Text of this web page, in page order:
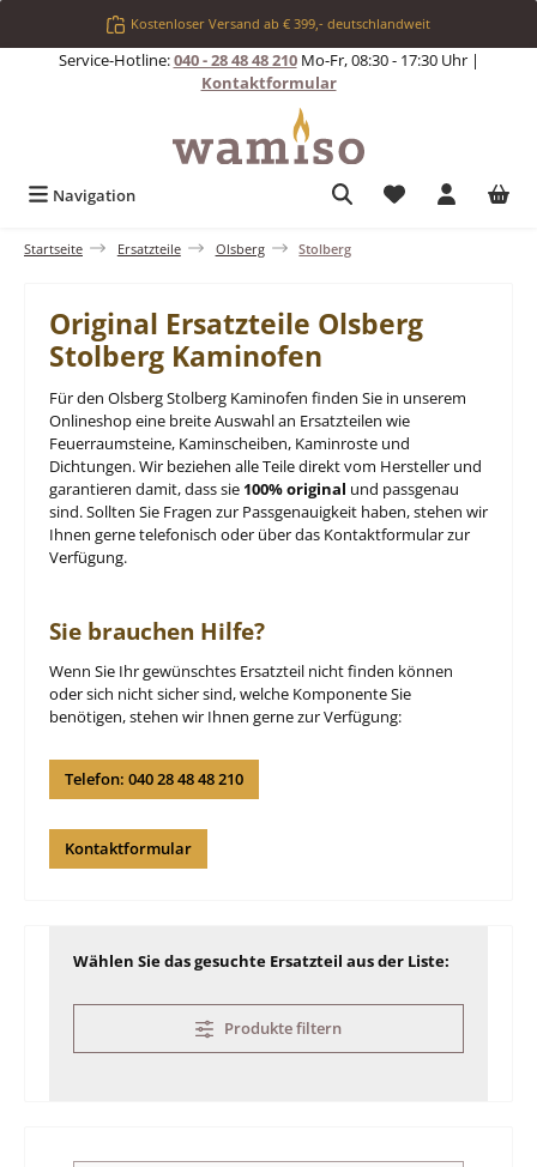
Zum Hauptinhalt springenKostenloser Versand ab € 399,- deutschlandweit
Service-Hotline:040 - 28 48 48 210Mo-Fr, 08:30 - 17:30 Uhr |
Kontaktformular
Navigation Du hast 0
Startseite Ersatzteile Olsberg Stolberg
Original Ersatzteile Olsberg
Stolberg Kaminofen
Für den Olsberg Stolberg Kaminofen finden Sie in unserem
Onlineshop eine breite Auswahl an Ersatzteilen wie
Feuerraumsteine, Kaminscheiben, Kaminroste und
Dichtungen. Wir beziehen alle Teile direkt vom Hersteller und
garantieren damit, dass sie 100% original und passgenau
sind. Sollten Sie Fragen zur Passgenauigkeit haben, stehen wir
Ihnen gerne telefonisch oder über das Kontaktformular zur
Verfügung.
Sie brauchen Hilfe?
Wenn Sie Ihr gewünschtes Ersatzteil nicht finden können
oder sich nicht sicher sind, welche Komponente Sie
benötigen, stehen wir Ihnen gerne zur Verfügung:
Telefon: 040 28 48 48 210
Kontaktformular
Wählen Sie das gesuchte Ersatzteil aus der Liste:
Produkte filtern